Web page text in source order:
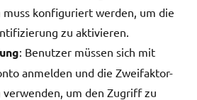
konfiguriert werden, um die
zu aktivieren.
: Benutzer müssen sich mit
anmelden und die Zweifaktor-
um den Zugriff zu